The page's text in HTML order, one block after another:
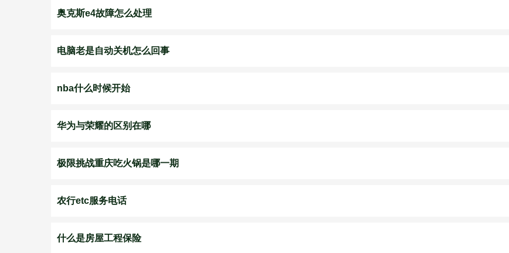
奥克斯e4故障怎么处理
电脑老是自动关机怎么回事
nba什么时候开始
华为与荣耀的区别在哪
极限挑战重庆吃火锅是哪一期
农行etc服务电话
什么是房屋工程保险